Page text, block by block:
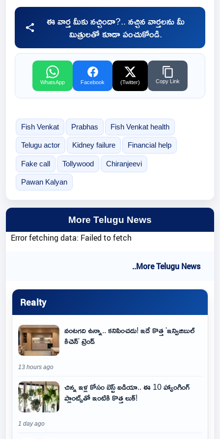
ఈ వార్త మీకు నచ్చిందా?.. నచ్చిన వార్తలను మీ
మిత్రులతో కూడా పంచుకోండి.
WhatsApp Facebook (Twitter) Copy Link
Fish Venkat Prabhas Fish Venkat health
Telugu actor Kidney failure Financial help
Fake call Tollywood Chiranjeevi
Pawan Kalyan
More Telugu News
Error fetching data: Failed to fetch
..More Telugu News
Realty
వంటగది ఉన్నా.. కనిపించదు! ఇదే కొత్త 'ఇన్విజిబుల్
కిచెన్' ట్రెండ్
13 hours ago
చిన్న ఇళ్ల కోసం బెస్ట్ ఐడియా.. ఈ 10 హ్యాంగింగ్
ప్లాంట్స్‌తో ఇంటికి కొత్త లుక్!
1 day ago